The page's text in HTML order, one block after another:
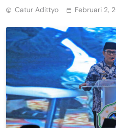
Catur Adittyo Februari 2,